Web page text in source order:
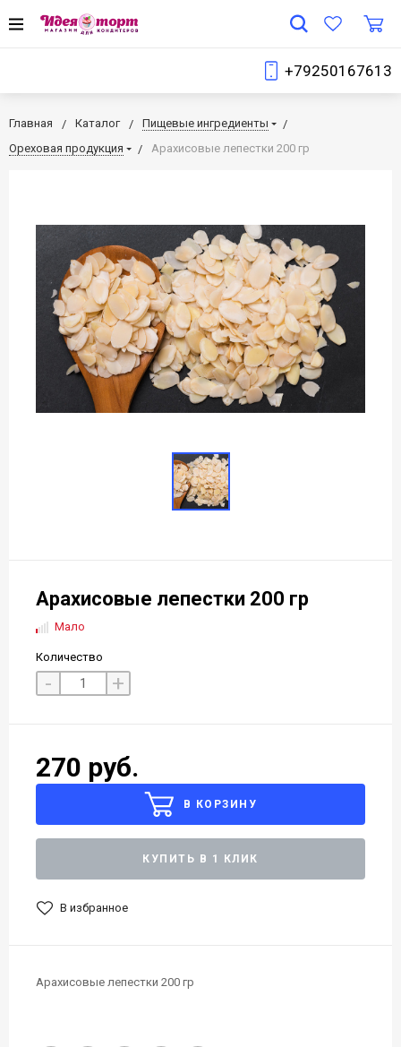
+79250167613
Главная Каталог
Пищевые ингредиенты
Ореховая продукция
Арахисовые лепестки 200 гр
Арахисовые лепестки 200 гр
Мало
Количество
- +
270 руб.
В КОРЗИНУ
КУПИТЬ В 1 КЛИК
В избранное
Арахисовые лепестки 200 гр